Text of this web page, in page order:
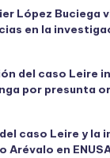
López Buciega
en la
del caso Leire
por presunta
del caso Leire y la
Arévalo en